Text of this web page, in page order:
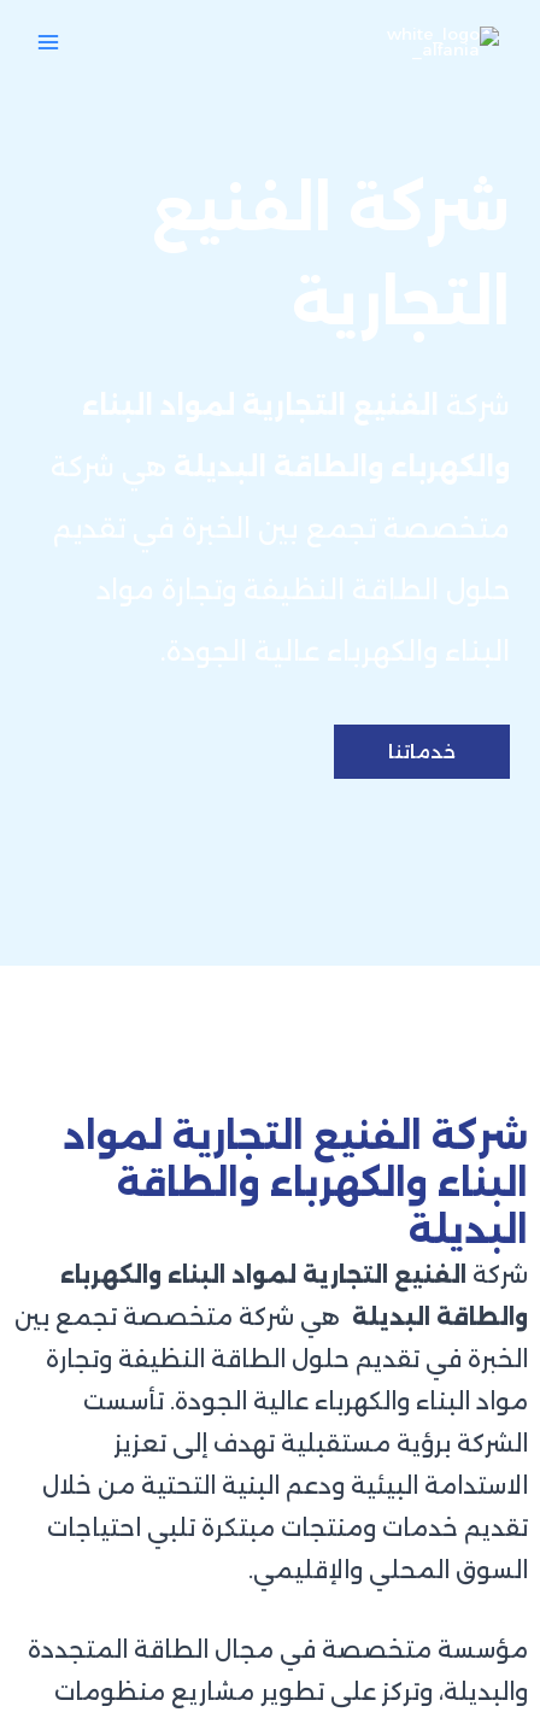
شركة الفنيع
التجارية
شركة
الفنيع التجارية لمواد البناء
والكهرباء والطاقة البديلة هي شركة
متخصصة تجمع بين الخبرة في تقديم
حلول الطاقة النظيفة وتجارة مواد
البناء والكهرباء عالية الجودة.
خدماتنا
شركة الفنيع التجارية لمواد
البناء والكهرباء والطاقة
البديلة
شركة
الفنيع التجارية لمواد البناء والكهرباء
والطاقة البديلة هي شركة متخصصة تجمع بين
الخبرة في تقديم حلول الطاقة النظيفة وتجارة
مواد البناء والكهرباء عالية الجودة. تأسست
الشركة برؤية مستقبلية تهدف إلى تعزيز
الاستدامة البيئية ودعم البنية التحتية من خلال
تقديم خدمات ومنتجات مبتكرة تلبي احتياجات
السوق المحلي والإقليمي.
مؤسسة متخصصة في مجال الطاقة المتجددة
والبديلة، وتركز على تطوير مشاريع منظومات